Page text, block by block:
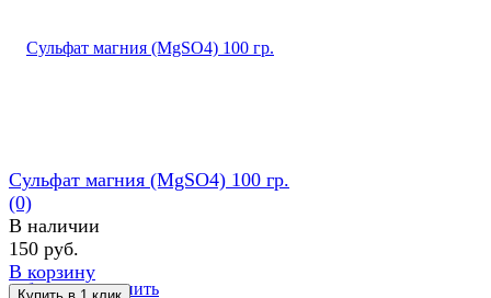
избранное сравнить
Cульфат магния (MgSO4) 100 гр.
(0)
В наличии
150 руб.
В корзину